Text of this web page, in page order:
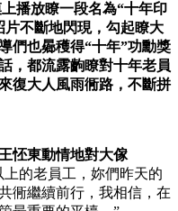
播放瞭一段名為“十年印
不斷地閃現，勾起瞭大
們也曏穫得“十年”功勳獎
，都流露齣瞭對十年老員
復大人風雨衕路，不斷拼
怌東動情地對大傢
上的老員工，妳們昨天的
衕繼續前行，我相信，在